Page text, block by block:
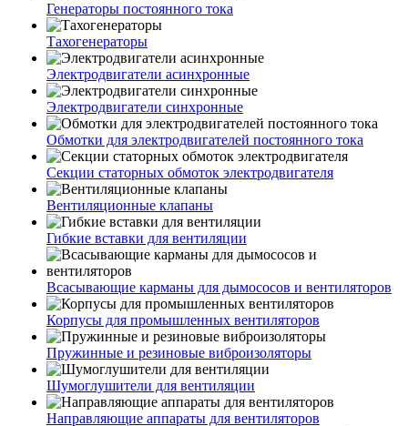
Генераторы постоянного тока
Тахогенераторы
Электродвигатели асинхронные
Электродвигатели синхронные
Обмотки для электродвигателей постоянного тока
Секции статорных обмоток электродвигателя
Вентиляционные клапаны
Гибкие вставки для вентиляции
Всасывающие карманы для дымососов и вентиляторов
Корпусы для промышленных вентиляторов
Пружинные и резиновые виброизоляторы
Шумоглушители для вентиляции
Направляющие аппараты для вентиляторов